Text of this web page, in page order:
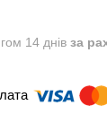
14 днів за